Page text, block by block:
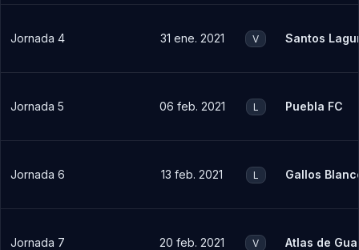
Jornada 4 31 ene. 2021 V Santos
Jornada 5 06 feb. 2021 L Puebla FC
Jornada 6 13 feb. 2021 L Gallos
Jornada 7 20 feb. 2021 V Atlas de